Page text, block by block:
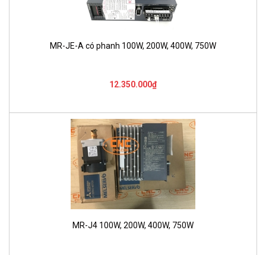
MR-JE-A có phanh 100W, 200W, 400W, 750W
12.350.000₫
MR-J4 100W, 200W, 400W, 750W